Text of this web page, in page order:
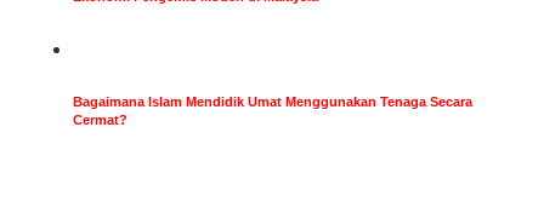
Bagaimana Islam Mendidik Umat Menggunakan Tenaga Secara
Cermat?